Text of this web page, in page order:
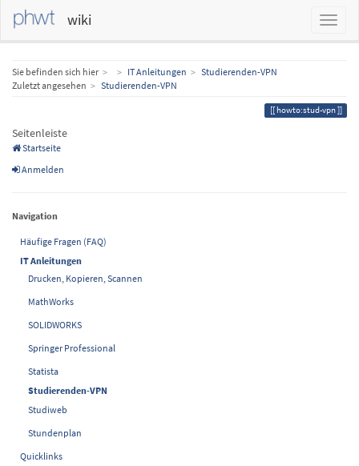
wiki
Sie befinden sich hier HomeIT Anleitungen
Studierenden-VPN
Zuletzt angesehen
Studierenden-VPN
howto:stud-vpn
Seitenleiste
Startseite
Anmelden
Navigation
Häufige Fragen (FAQ)
IT Anleitungen
Drucken, Kopieren, Scannen
MathWorks
SOLIDWORKS
Springer Professional
Statista
Studierenden-VPN
Studiweb
Stundenplan
Quicklinks